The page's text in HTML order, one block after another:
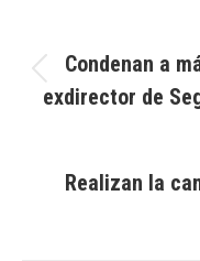
Condenan a
exdirector de
Realizan la